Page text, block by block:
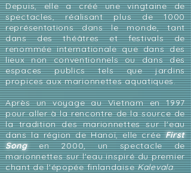
Depuis, elle a créé une vingtaine de
spectacles, réalisant plus de 1000
représentations dans le monde, tant
dans des théâtres et festivals de
renommée internationale que dans des
lieux non conventionnels ou dans des
espaces publics tels que jardins
propices aux marionnettes aquatiques.
Après un voyage au Vietnam en 1997
pour aller à la rencontre de la source de
la tradition des marionnettes sur l'eau
dans la région de Hanoï, elle créeFirst
Songen 2000,
un spectacle de
marionnettes sur l'eau inspiré du premier
chant de l'épopée finlandaiseKalevala.